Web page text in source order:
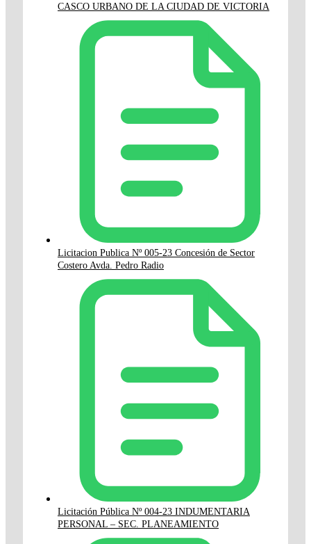
CASCO URBANO DE LA CIUDAD DE VICTORIA
Licitacion Publica Nº 005-23 Concesión de Sector
Costero Avda. Pedro Radio
Licitación Pública Nº 004-23 INDUMENTARIA
PERSONAL – SEC. PLANEAMIENTO